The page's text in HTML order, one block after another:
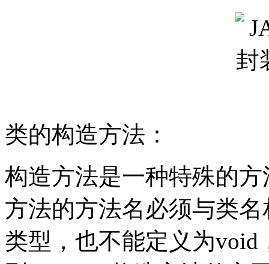
类的构造方法：
构造方法是一种特殊的
方法的方法名必须与类
类型，也不能定义为